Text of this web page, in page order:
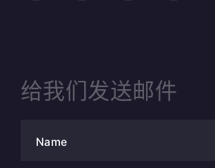
给我们发送邮件
Name